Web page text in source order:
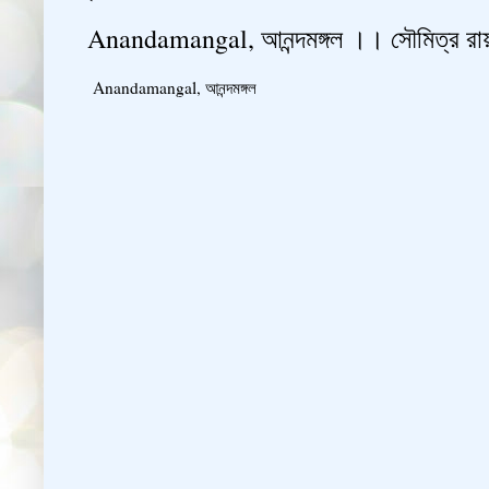
Anandamangal, আনন্দমঙ্গল ।। সৌমিত্র
Anandamangal, আনন্দমঙ্গল